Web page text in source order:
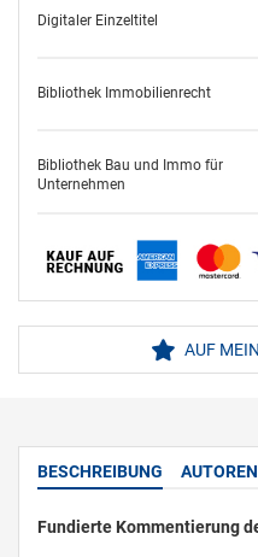
Digitaler Einzeltitel
Bibliothek Immobilienrecht
Bibliothek Bau und Immo für
Unternehmen
AUF
BESCHREIBUNG
Fundierte Kommentierung